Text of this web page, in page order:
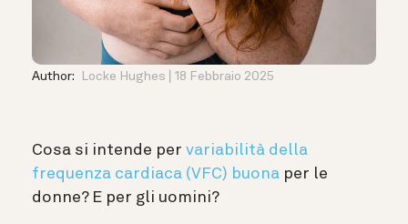
Author: Locke Hughes 18 Febbraio 2025
Cosa si intende per variabilità della
frequenza cardiaca (VFC) buona per le
donne? E per gli uomini?